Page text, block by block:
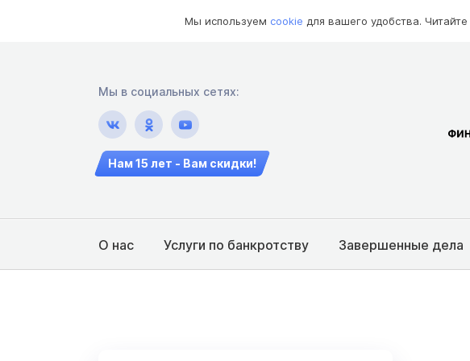
Мы используем cookie для вашего удобства. Читайте
Мы в социальных сетях:
Нам 15 лет - Вам скидки!
О нас Услуги по банкротству Завершенные дела